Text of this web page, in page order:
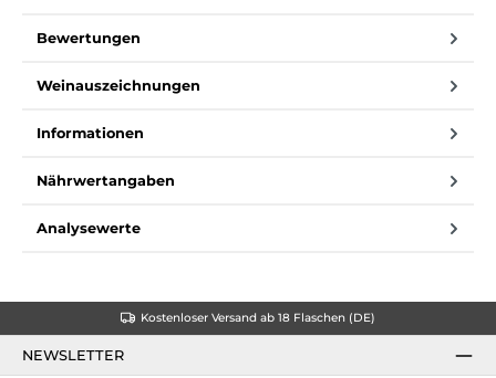
Bewertungen
Weinauszeichnungen
Informationen
Nährwertangaben
Analysewerte
Kostenloser Versand ab 18 Flaschen (DE)
NEWSLETTER